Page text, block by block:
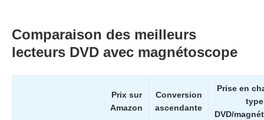
Comparaison des meilleurs
lecteurs DVD avec magnétoscope
Prix sur
Amazon
Conversion
ascendante
Prise en
type
DVD/